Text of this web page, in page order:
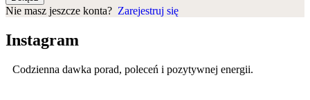
Nie masz jeszcze konta? Zarejestruj się
Instagram
Codzienna dawka porad, poleceń i pozytywnej energii.